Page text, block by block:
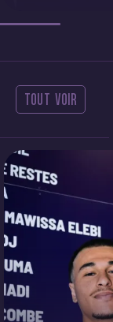
TOUT VOIR